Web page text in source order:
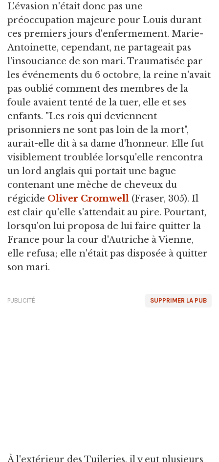
L'évasion n'était donc pas une
préoccupation majeure pour Louis durant
ces premiers jours d'enfermement. Marie-
Antoinette, cependant, ne partageait pas
l'insouciance de son mari. Traumatisée par
les événements du 6 octobre, la reine n'avait
pas oublié comment des membres de la
foule avaient tenté de la tuer, elle et ses
enfants. "Les rois qui deviennent
prisonniers ne sont pas loin de la mort",
aurait-elle dit à sa dame d'honneur. Elle fut
visiblement troublée lorsqu'elle rencontra
un lord anglais qui portait une bague
contenant une mèche de cheveux du
régicide Oliver Cromwell (Fraser, 305). Il
est clair qu'elle s'attendait au pire. Pourtant,
lorsqu'on lui proposa de lui faire quitter la
France pour la cour d'Autriche à Vienne,
elle refusa; elle n'était pas disposée à quitter
son mari.
SUPPRIMER LA PUB
PUBLICITÉ
À l'extérieur des Tuileries, il y eut plusieurs